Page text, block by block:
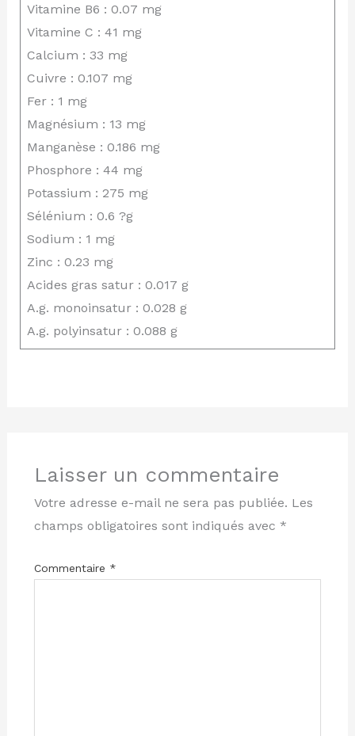
Vitamine B6 : 0.07 mg
Vitamine C : 41 mg
Calcium : 33 mg
Cuivre : 0.107 mg
Fer : 1 mg
Magnésium : 13 mg
Manganèse : 0.186 mg
Phosphore : 44 mg
Potassium : 275 mg
Sélénium : 0.6 ?g
Sodium : 1 mg
Zinc : 0.23 mg
Acides gras satur : 0.017 g
A.g. monoinsatur : 0.028 g
A.g. polyinsatur : 0.088 g
Laisser un commentaire
Votre adresse e-mail ne sera pas publiée. Les
champs obligatoires sont indiqués avec *
Commentaire *